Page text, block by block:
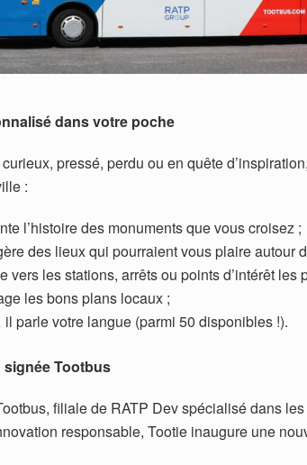
dans votre poche
pressé, perdu ou en quête
:
l’histoire des monuments que vous croisez ;
des lieux qui pourraient vous plaire autour
vers les stations, arrêts ou points d’intérêt les
les bons plans locaux ;
parle votre langue (parmi 50 disponibles !).
Tootbus
filiale de RATP Dev spécialisé dans
responsable, Tootie inaugure une